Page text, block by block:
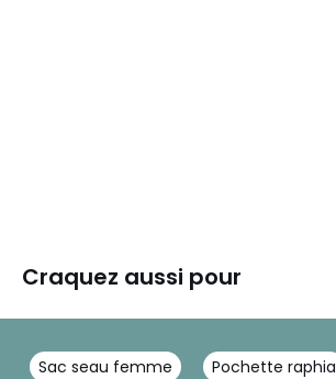
Craquez aussi pour
Sac seau femme Pochette raphia